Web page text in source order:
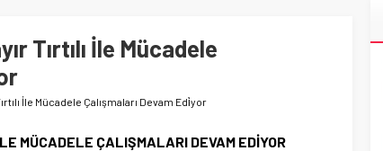
Tırtılı İle Mücadele
İle Mücadele Çalışmaları Devam Edi̇yor
MÜCADELE ÇALIŞMALARI DEVAM EDİYOR